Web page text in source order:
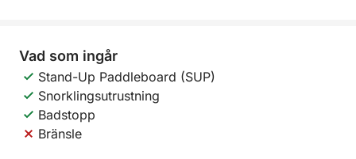
Vad som ingår
Stand-Up Paddleboard (SUP)
Snorklingsutrustning
Badstopp
Bränsle